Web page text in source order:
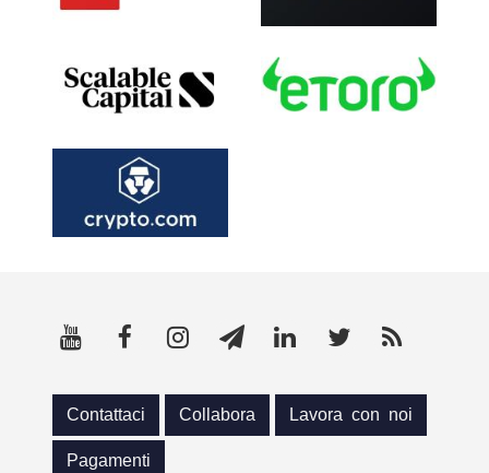
Contattaci Collabora Lavora con noi
Pagamenti